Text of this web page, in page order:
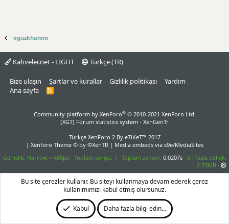
oguzkhannn
Kahveler.net - LIGHT Türkçe (TR)
Bize ulaşın Şartlar ve kurallar Gizlilik politikası
Yardım
Ana sayfa
R
Community platform by XenForo® © 2010-2021 XenForo Ltd.
[XGT] Forum statistics system - XenGenTr
Türkçe XenForo 2By eTiKeT™ 2017
| Xenforo Theme© by ©XenTR| Media embeds via s9e/MediaSites
Genişlik
Toplam sorgu 7 Toplam zaman 0.0207s
En fazla bellek
2.73MB
Bu site çerezler kullanır. Bu siteyi kullanmaya devam ederek çerez
kullanımımızı kabul etmiş olursunuz.
Kabul Daha fazla bilgi edin…